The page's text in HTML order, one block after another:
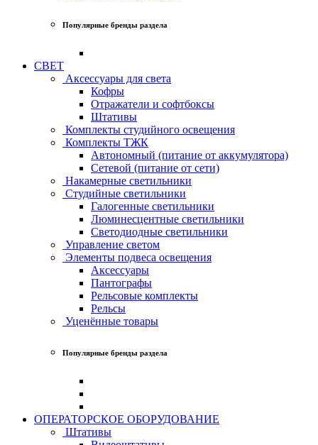
Популярные бренды раздела
СВЕТ
Аксессуары для света
Кофры
Отражатели и софтбоксы
Штативы
Комплекты студийного освещения
Комплекты ТЖК
Автономный (питание от аккумулятора)
Сетевой (питание от сети)
Накамерные светильники
Студийные светильники
Галогенные светильники
Люминесцентные светильники
Светодиодные светильники
Управление светом
Элементы подвеса освещения
Аксессуары
Пантографы
Рельсовые комплекты
Рельсы
Уценённые товары
Популярные бренды раздела
ОПЕРАТОРСКОЕ ОБОРУДОВАНИЕ
Штативы